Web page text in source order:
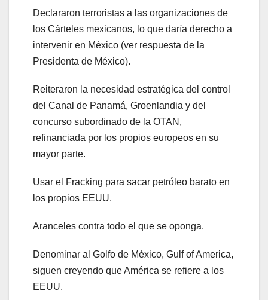
Declararon terroristas a las organizaciones de
los Cárteles mexicanos, lo que daría derecho a
intervenir en México (ver respuesta de la
Presidenta de México).
Reiteraron la necesidad estratégica del control
del Canal de Panamá, Groenlandia y del
concurso subordinado de la OTAN,
refinanciada por los propios europeos en su
mayor parte.
Usar el Fracking para sacar petróleo barato en
los propios EEUU.
Aranceles contra todo el que se oponga.
Denominar al Golfo de México, Gulf of America,
siguen creyendo que América se refiere a los
EEUU.